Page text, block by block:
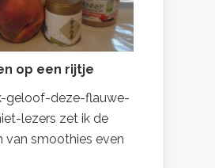
op een rijtje
geloof-deze-flauwe-
lezers zet ik de
van smoothies even